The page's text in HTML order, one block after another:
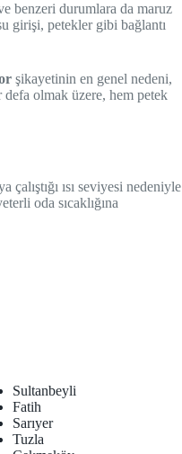
benzeri durumlara da maruz
girişi, petekler gibi bağlantı
şikayetinin en genel nedeni,
olmak üzere, hem petek
ısı seviyesi nedeniyle
oda sıcaklığına
Sultanbeyli
Fatih
Sarıyer
Tuzla